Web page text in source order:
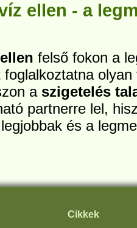
ellen - a
felső fokon a
a szigetelés
partnerre lel,
és a
Cikkek